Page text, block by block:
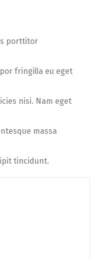
porttitor
fringilla eu eget
nisi. Nam eget
massa
tincidunt.